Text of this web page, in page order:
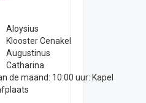
Aloysius
Klooster Cenakel
Augustinus
Catharina
de maand: 10:00 uur: Kapel